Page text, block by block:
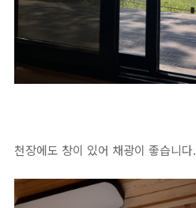
천장에도 창이 있어 채광이 좋습니다.